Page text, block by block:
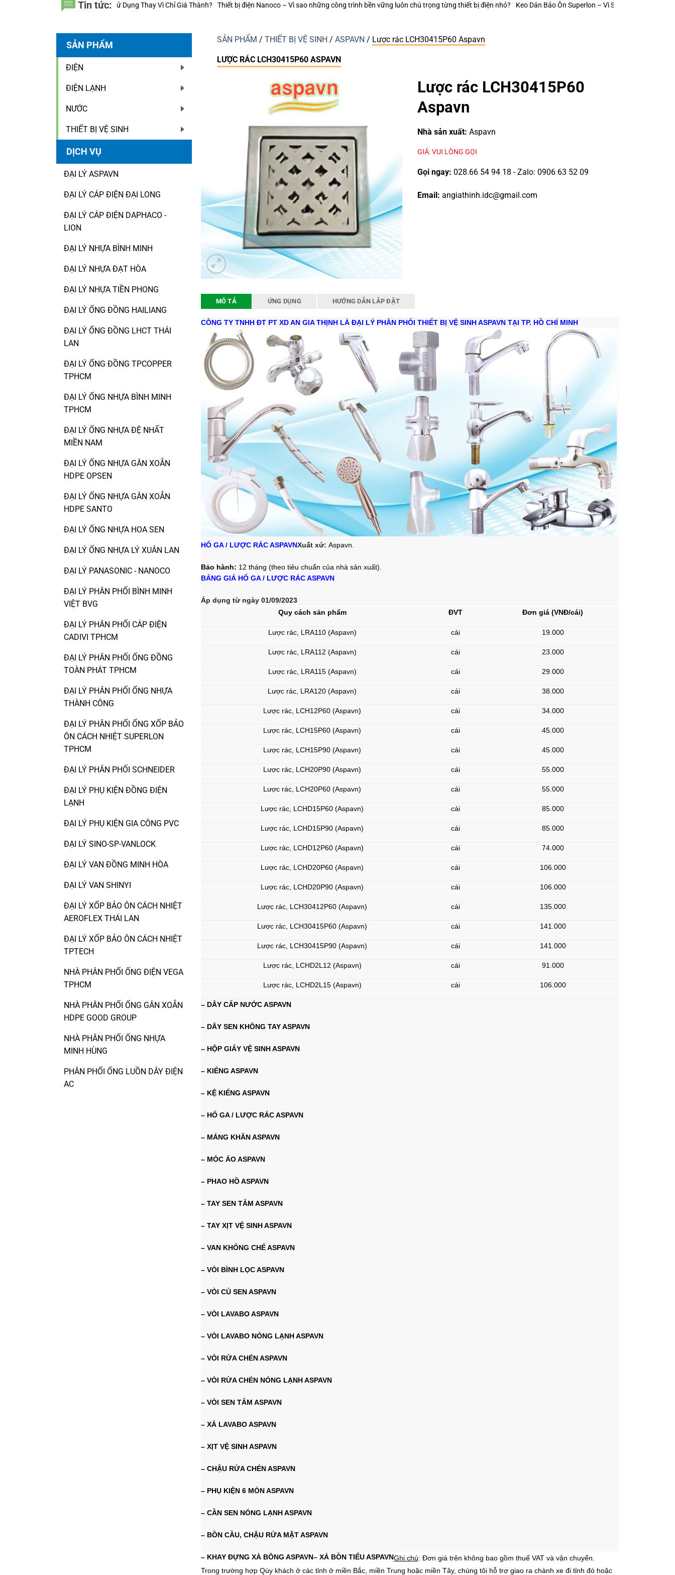
Tin tức:
Năm Sử Dụng Thay Vì Chỉ Giá Thành? Thiết bị điện Nanoco – Vì sao những công trình bền vững luôn chú trọng từng thiết bị điện nhỏ? Keo Dán Bảo Ôn Superlon – Vì Sao Một Đường Keo Đúng Kỹ Thuật Có Thể Kéo
SẢN PHẨM
ĐIỆN
ĐIỆN LẠNH
NƯỚC
THIẾT BỊ VỆ SINH
DỊCH VỤ
ĐẠI LÝ ASPAVN
ĐẠI LÝ CÁP ĐIỆN ĐẠI LONG
ĐẠI LÝ CÁP ĐIỆN DAPHACO -
LION
ĐẠI LÝ NHỰA BÌNH MINH
ĐẠI LÝ NHỰA ĐẠT HÒA
ĐẠI LÝ NHỰA TIỀN PHONG
ĐẠI LÝ ỐNG ĐỒNG HAILIANG
ĐẠI LÝ ỐNG ĐỒNG LHCT THÁI
LAN
ĐẠI LÝ ỐNG ĐỒNG TPCOPPER
TPHCM
ĐẠI LÝ ỐNG NHỰA BÌNH MINH
TPHCM
ĐẠI LÝ ỐNG NHỰA ĐỆ NHẤT
MIỀN NAM
ĐẠI LÝ ỐNG NHỰA GÂN XOẮN
HDPE OPSEN
ĐẠI LÝ ỐNG NHỰA GÂN XOẮN
HDPE SANTO
ĐẠI LÝ ỐNG NHỰA HOA SEN
ĐẠI LÝ ỐNG NHỰA LÝ XUÂN LAN
ĐẠI LÝ PANASONIC - NANOCO
ĐẠI LÝ PHÂN PHỐI BÌNH MINH
VIỆT BVG
ĐẠI LÝ PHÂN PHỐI CÁP ĐIỆN
CADIVI TPHCM
ĐẠI LÝ PHÂN PHỐI ỐNG ĐỒNG
TOÀN PHÁT TPHCM
ĐẠI LÝ PHÂN PHỐI ỐNG NHỰA
THÀNH CÔNG
ĐẠI LÝ PHÂN PHỐI ỐNG XỐP BẢO
ÔN CÁCH NHIỆT SUPERLON
TPHCM
ĐẠI LÝ PHÂN PHỐI SCHNEIDER
ĐẠI LÝ PHỤ KIỆN ĐỒNG ĐIỆN
LẠNH
ĐẠI LÝ PHỤ KIỆN GIA CÔNG PVC
ĐẠI LÝ SINO-SP-VANLOCK
ĐẠI LÝ VAN ĐỒNG MINH HÒA
ĐẠI LÝ VAN SHINYI
ĐẠI LÝ XỐP BẢO ÔN CÁCH NHIỆT
AEROFLEX THÁI LAN
ĐẠI LÝ XỐP BẢO ÔN CÁCH NHIỆT
TPTECH
NHÀ PHÂN PHỐI ỐNG ĐIỆN VEGA
TPHCM
NHÀ PHÂN PHỐI ỐNG GÂN XOẮN
HDPE GOOD GROUP
NHÀ PHÂN PHỐI ỐNG NHỰA
MINH HÙNG
PHÂN PHỐI ỐNG LUỒN DÂY ĐIỆN
AC
SẢN PHẨM / THIẾT BỊ VỆ SINH / ASPAVN / Lược rác LCH30415P60 Aspavn
LƯỢC RÁC LCH30415P60 ASPAVN
Lược rác LCH30415P60
Aspavn
Nhà sản xuất: Aspavn
GIÁ: VUI LÒNG GỌI
Gọi ngay: 028.66 54 94 18 - Zalo: 0906 63 52 09
Email: angiathinh.idc@gmail.com
MÔ TẢ ỨNG DỤNG HƯỚNG DẪN LẮP ĐẶT
CÔNG TY TNHH ĐT PT XD AN GIA THỊNH LÀ ĐẠI LÝ PHÂN PHỐI THIẾT BỊ VỆ SINH ASPAVN TẠI TP. HỒ CHÍ MINH
HỐ GA / LƯỢC RÁC ASPAVNXuất xứ: Aspavn.
Bảo hành: 12 tháng (theo tiêu chuẩn của nhà sản xuất).
BẢNG GIÁ HỐ GA / LƯỢC RÁC ASPAVN
Áp dụng từ ngày 01/09/2023
Quy cách sản phẩm
ĐVT Đơn giá (VNĐ/cái)
Lược rác, LRA110 (Aspavn) cái 19.000
Lược rác, LRA112 (Aspavn) cái 23.000
Lược rác, LRA115 (Aspavn) cái 29.000
Lược rác, LRA120 (Aspavn) cái 38.000
Lược rác, LCH12P60 (Aspavn) cái 34.000
Lược rác, LCH15P60 (Aspavn) cái 45.000
Lược rác, LCH15P90 (Aspavn) cái 45.000
Lược rác, LCH20P90 (Aspavn) cái 55.000
Lược rác, LCH20P60 (Aspavn) cái 55.000
Lược rác, LCHD15P60 (Aspavn) cái 85.000
Lược rác, LCHD15P90 (Aspavn) cái 85.000
Lược rác, LCHD12P60 (Aspavn) cái 74.000
Lược rác, LCHD20P60 (Aspavn) cái 106.000
Lược rác, LCHD20P90 (Aspavn) cái 106.000
Lược rác, LCH30412P60 (Aspavn) cái 135.000
Lược rác, LCH30415P60 (Aspavn) cái 141.000
Lược rác, LCH30415P90 (Aspavn) cái 141.000
Lược rác, LCHD2L12 (Aspavn) cái 91.000
Lược rác, LCHD2L15 (Aspavn) cái 106.000
– DÂY CẤP NƯỚC ASPAVN
– DÂY SEN KHÔNG TAY ASPAVN
– HỘP GIẤY VỆ SINH ASPAVN
– KIẾNG ASPAVN
– KỆ KIẾNG ASPAVN
– HỐ GA / LƯỢC RÁC ASPAVN
– MÁNG KHĂN ASPAVN
– MÓC ÁO ASPAVN
– PHAO HỒ ASPAVN
– TAY SEN TẮM ASPAVN
– TAY XỊT VỆ SINH ASPAVN
– VAN KHỐNG CHẾ ASPAVN
– VÒI BÌNH LỌC ASPAVN
– VÒI CỦ SEN ASPAVN
– VÒI LAVABO ASPAVN
– VÒI LAVABO NÓNG LẠNH ASPAVN
– VÒI RỬA CHÉN ASPAVN
– VÒI RỬA CHÉN NÓNG LẠNH ASPAVN
– VÒI SEN TẮM ASPAVN
– XẢ LAVABO ASPAVN
– XỊT VỆ SINH ASPAVN
– CHẬU RỬA CHÉN ASPAVN
– PHỤ KIỆN 6 MÓN ASPAVN
– CẦN SEN NÓNG LẠNH ASPAVN
– BỒN CẦU, CHẬU RỬA MẶT ASPAVN
– KHAY ĐỰNG XÀ BÔNG ASPAVN– XẢ BỒN TIỂU ASPAVNGhi chú: Đơn giá trên không bao gồm thuế VAT và vận chuyển.
Trong trường hợp Qúy khách ở các tỉnh ở miền Bắc, miền Trung hoặc miền Tây, chúng tôi hỗ trợ giao ra chành xe đi tỉnh đó hoặc